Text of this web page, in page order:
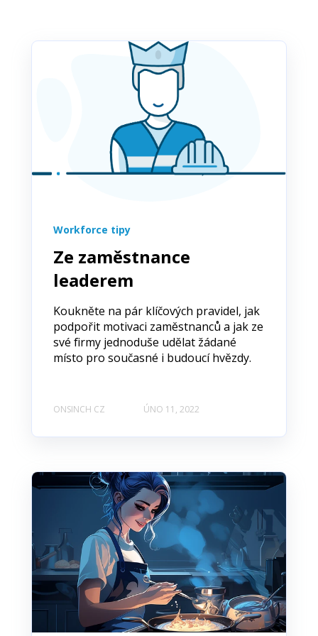
Workforce tipy
Ze zaměstnance
leaderem
Koukněte na pár klíčových pravidel, jak
podpořit motivaci zaměstnanců a jak ze
své firmy jednoduše udělat žádané
místo pro současné i budoucí hvězdy.
ONSINCH CZ ÚNO 11, 2022